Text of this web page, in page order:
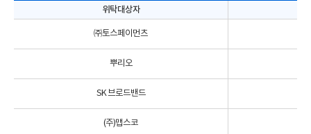
위탁대상자
㈜토스페이먼츠
뿌리오
SK 브로드밴드
(주)맵스코